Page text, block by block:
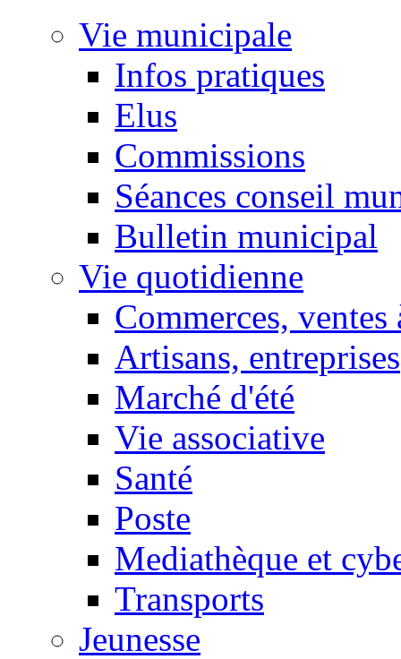
Vie municipale
Infos pratiques
Elus
Commissions
Séances conseil
Bulletin municipal
Vie quotidienne
Commerces, ventes
Artisans, entreprises
Marché d'été
Vie associative
Santé
Poste
Mediathèque et
Transports
Jeunesse